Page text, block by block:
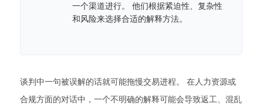
一个渠道进行。 他们根据紧迫性、复杂性
和风险来选择合适的解释方法。
谈判中一句被误解的话就可能拖慢交易进程。 在人力资源或
合规方面的对话中，一个不明确的解释可能会导致返工、混乱